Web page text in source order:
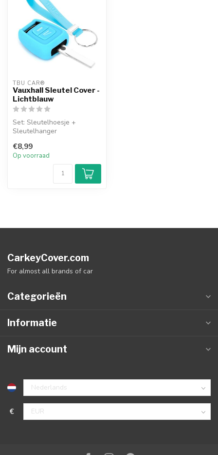
TBU CAR®
Vauxhall Sleutel Cover -
Lichtblauw
Set: Sleutelhoesje +
Sleutelhanger
€8,99
Op voorraad
CarkeyCover.com
For almost all brands of car
Categorieën
Informatie
Mijn account
€